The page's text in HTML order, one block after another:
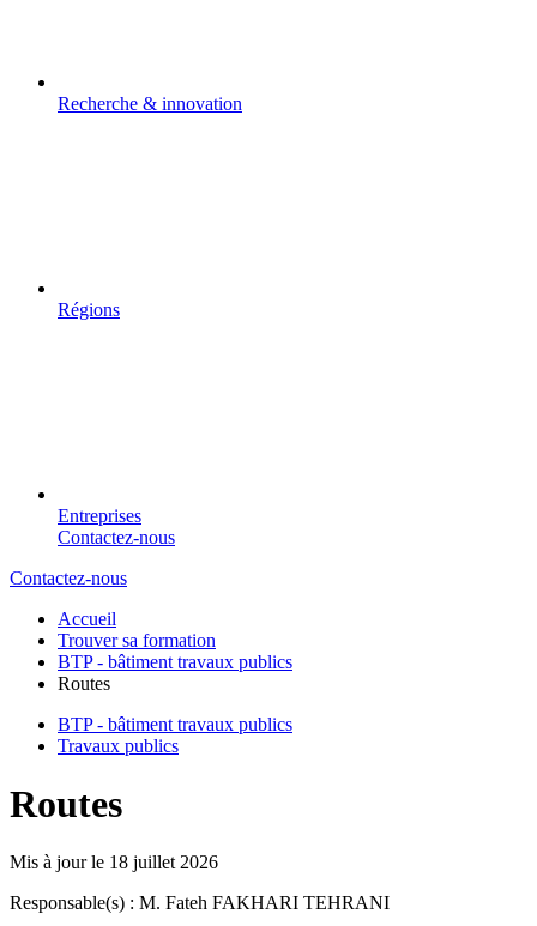
Recherche & innovation
Régions
Entreprises
Contactez-nous
Contactez-nous
Accueil
Trouver sa formation
BTP - bâtiment travaux publics
Routes
BTP - bâtiment travaux publics
Travaux publics
Routes
Mis à jour le 18 juillet 2026
Responsable(s) : M. Fateh FAKHARI TEHRANI